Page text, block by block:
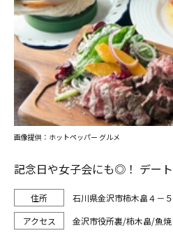
記念日や女子会にも◎！ デー
石川県金沢市柿木畠４－
金沢市役所裏/柿木畠/魚
画像提供：ホットペッパー グルメ